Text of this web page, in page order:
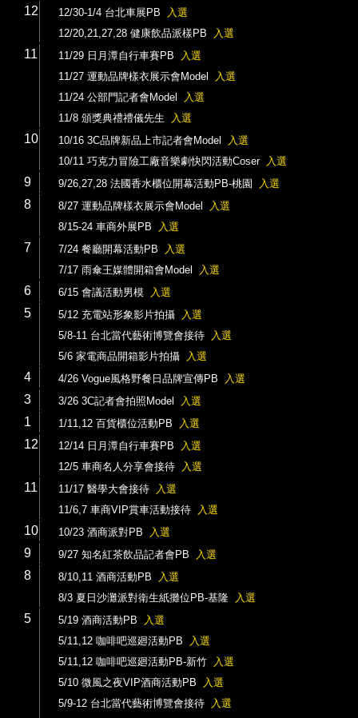
12 12/30-1/4 台北車展PB
入選
12/20,21,27,28 健康飲品派樣PB
入選
11 11/29 日月潭自行車賽PB
入選
11/27 運動品牌樣衣展示會Model
入選
11/24 公部門記者會Model
入選
11/8 頒獎典禮禮儀先生
入選
10 10/16 3C品牌新品上市記者會Model
入選
10/11 巧克力冒險工廠音樂劇快閃活動Coser 入選
9 9/26,27,28 法國香水櫃位開幕活動PB-桃園 入選
8 8/27 運動品牌樣衣展示會Model
入選
8/15-24 車商外展PB
入選
7 7/24 餐廳開幕活動PB
入選
7/17 雨傘王媒體開箱會Model
入選
6 6/15 會議活動男模 入選
5 5/12 充電站形象影片拍攝
入選
5/8-11 台北當代藝術博覽會接待
入選
5/6 家電商品開箱影片拍攝
入選
4 4/26 Vogue風格野餐日品牌宣傳PB 入選
3 3/26 3C記者會拍照Model 入選
1 1/11,12 百貨櫃位活動PB 入選
12 12/14 日月潭自行車賽PB
入選
12/5 車商名人分享會接待
入選
11 11/17 醫學大會接待
入選
11/6,7 車商VIP賞車活動接待
入選
10 10/23 酒商派對PB 入選
9 9/27 知名紅茶飲品記者會PB 入選
8 8/10,11 酒商活動PB
入選
8/3 夏日沙灘派對衛生紙攤位PB-基隆
入選
5 5/19 酒商活動PB
入選
5/11,12 咖啡吧巡廻活動PB
入選
5/11,12 咖啡吧巡廻活動PB-新竹
入選
5/10 微風之夜VIP酒商活動PB
入選
5/9-12 台北當代藝術博覽會接待
入選